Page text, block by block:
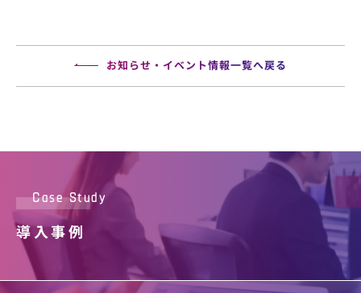
お知らせ・イベント情報一覧へ戻る
Case Study
導入事例